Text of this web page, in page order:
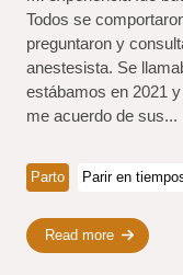
Todos se
preguntaron y
anestesista. Se
estábamos en 2021
me acuerdo de sus...
Parto Parir en
Read more